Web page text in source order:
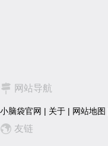
网站导航
小脑袋官网 | 关于 | 网站地图
友链